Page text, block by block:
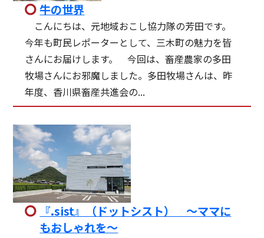
牛の世界
こんにちは、元地域おこし協力隊の芳田です。
今年も町民レポーターとして、三木町の魅力を皆
さんにお届けします。 今回は、畜産農家の多田
牧場さんにお邪魔しました。多田牧場さんは、昨
年度、香川県畜産共進会の...
『.sist』（ドットシスト） ～ママに
もおしゃれを～